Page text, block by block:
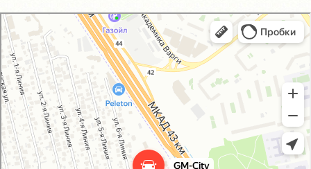
GM-City&VAG-Repair
Автосервис, автотехцентр в Москве
Магазин автозапчастей и автотоваров в Москве